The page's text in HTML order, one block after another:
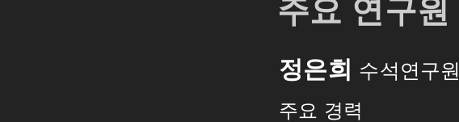
​주요 연구원
정은희 수석연구원
주요 경력